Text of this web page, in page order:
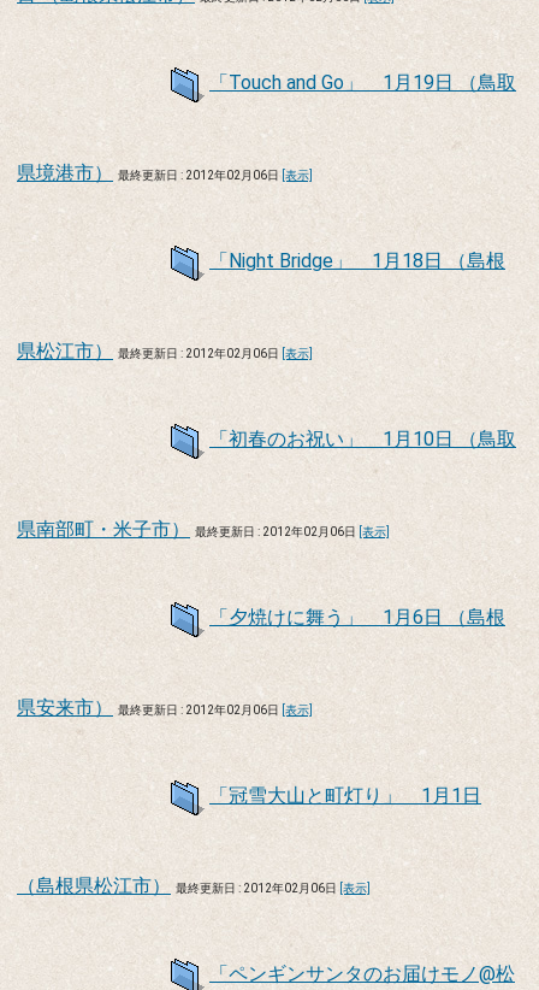
「Touch and Go」 1月19日 （鳥取
県境港市） 最終更新日 : 2012年02月06日 [表示]
「Night Bridge」 1月18日 （島根
県松江市） 最終更新日 : 2012年02月06日 [表示]
「初春のお祝い」 1月10日 （鳥取
県南部町・米子市） 最終更新日 : 2012年02月06日 [表示]
「夕焼けに舞う」 1月6日 （島根
県安来市） 最終更新日 : 2012年02月06日 [表示]
「冠雪大山と町灯り」 1月1日
（島根県松江市） 最終更新日 : 2012年02月06日 [表示]
「ペンギンサンタのお届けモノ@松